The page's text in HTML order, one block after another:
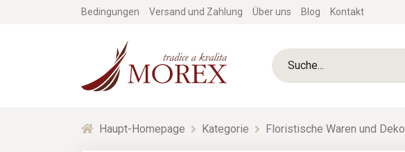
Bedingungen Versand und Zahlung Über uns Blog Kontakt
Haupt-Homepage Kategorie Floristische Waren und Deko